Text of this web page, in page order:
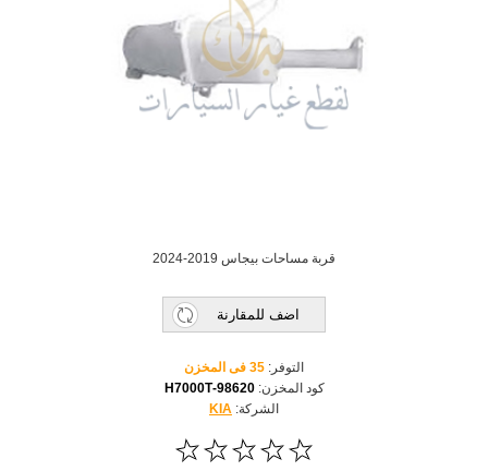
قربة مساحات بيجاس 2019-2024
اضف للمقارنة
التوفر: 35 فى المخزن
كود المخزن: 98620-H7000T
الشركة: KIA